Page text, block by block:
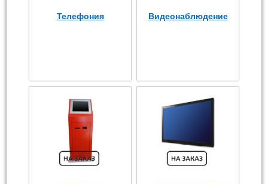
Телефония Видеонаблюдение